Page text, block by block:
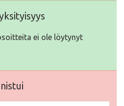
ei ole löytynyt